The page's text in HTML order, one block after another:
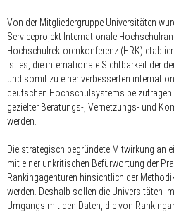
Von der Mitgliedergruppe Universitäten
Serviceprojekt Internationale
Hochschulrektorenkonferenz (HRK)
ist es, die internationale Sichtbarkeit der
und somit zu einer verbesserten
deutschen Hochschulsystems
gezielter Beratungs-, Vernetzungs- und
werden.
Die strategisch begründete Mitwirkung an
mit einer unkritischen Befürwortung der
Rankingagenturen hinsichtlich der
werden. Deshalb sollen die Universitäten
Umgangs mit den Daten, die von